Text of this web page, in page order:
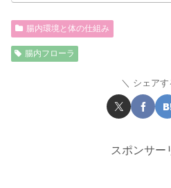
腸内環境と体の仕組み
腸内フローラ
シェアす
スポンサー